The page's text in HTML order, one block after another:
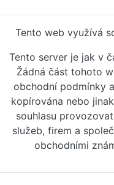
Tento web využívá
Tento server je jak v
Žádná část tohoto
obchodní podmínky
kopírována nebo
souhlasu
služeb, firem a
obchodními